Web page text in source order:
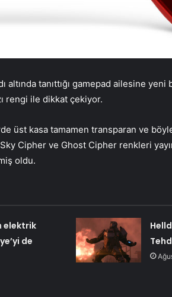
altında tanıttığı gamepad ailesine
rengi ile dikkat çekiyor.
üst kasa tamamen transparan ve
Cipher ve Ghost Cipher renkleri
oldu.
elektrik
de